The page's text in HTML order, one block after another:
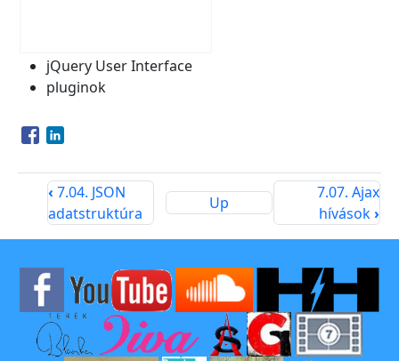
jQuery User Interface
pluginok
Opens in a new window
Opens in a new window
‹ 7.04. JSON
adatstruktúra
Up
7.07. Ajax
hívások›